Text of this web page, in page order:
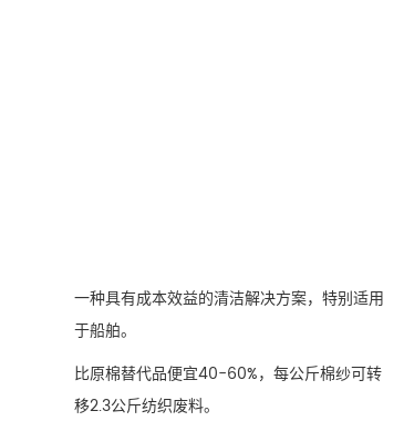
一种具有成本效益的清洁解决方案，特别适用
于船舶。
比原棉替代品便宜40-60%，每公斤棉纱可转
移2.3公斤纺织废料。